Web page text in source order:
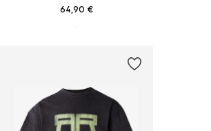
64,90 €